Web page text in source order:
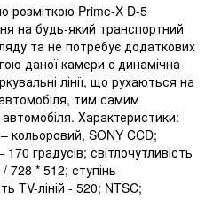
розміткою Prime-X D-5
на будь-який транспортний
та не потребує додаткових
даної камери є динамічна
лінії, що рухаються на
автомобіля, тим самим
Характеристики:
кольоровий, SONY CCD;
градусів; світлочутливість
728 * 512; ступінь
TV-ліній - 520; NTSC;